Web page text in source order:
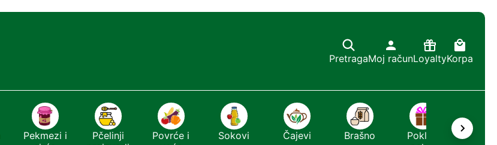
PretragaMoj računLoyaltyKorpa
Pekmezi i
Pčelinji
Povrće i
Sokovi Čajevi Brašno
Poklon